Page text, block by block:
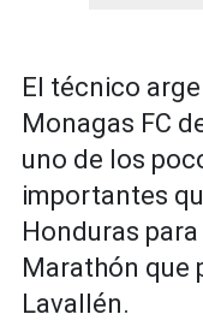
El técnico
Monagas FC
uno de los
importantes
Honduras
Marathón que
Lavallén.